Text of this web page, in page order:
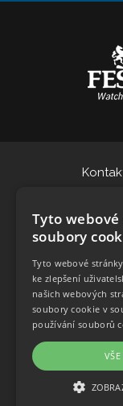
466
466
Tyto
soubory
Tyto webové
ke zlepšení
našich webových
soubory cookie v
používání souborů